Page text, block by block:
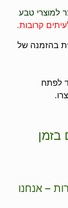
למוצרי טבע
קרובות.
בהזמנה של
לפתח
– אנחנו